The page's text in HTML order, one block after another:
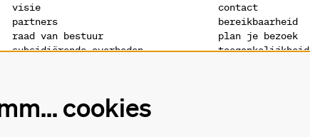
visie
partners
raad van bestuur
subsidiërende overheden
privacyverklaring
contact
bereikbaarheid
plan je bezoek
toegankelijkheid
cookies